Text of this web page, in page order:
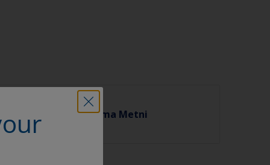
Hk. Aydınlatma Metni